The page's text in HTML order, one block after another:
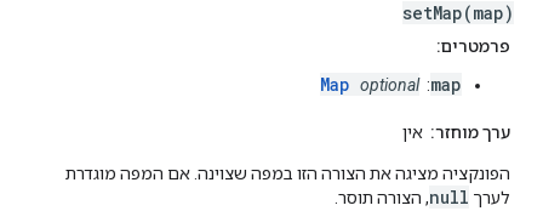
setMap(map)
פרמטרים:
map
:
Map optional
ערך מוחזר: אין
הפונקציה מציגה את הצורה הזו במפה שצוינה. אם המפה מוגדרת
לערך null, הצורה תוסר.